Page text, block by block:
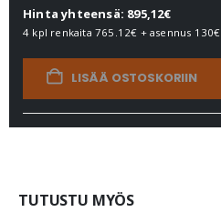
Hinta yhteensä: 895,12€
4 kpl renkaita 765.12€ + asennus 130€
LISÄÄ OSTOSKORIIN
TUTUSTU MYÖS